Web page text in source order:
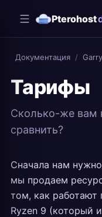
Pterohost
Документация /
Тарифы
Сколько-же вам
сравнить?
Сначала нам
мы продаем
том, как
Ryzen 9 (который